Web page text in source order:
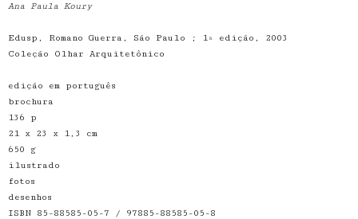
Ana Paula Koury
Edusp, Romano Guerra, São Paulo ; 1ª edição, 2003
Coleção Olhar Arquitetônico
edição em português
brochura
136 p
21 x 23 x 1,3 cm
650 g
ilustrado
fotos
desenhos
ISBN 85-88585-05-7 / 97885-88585-05-8